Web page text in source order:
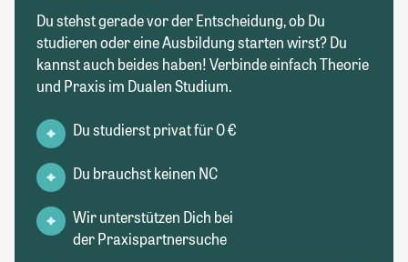
Du stehst gerade vor der Entscheidung, ob Du
studieren oder eine Ausbildung starten wirst? Du
kannst auch beides haben! Verbinde einfach Theorie
und Praxis im Dualen Studium.
Du studierst privat für 0 €
Du brauchst keinen NC
Wir unterstützen Dich bei
der Praxispartnersuche